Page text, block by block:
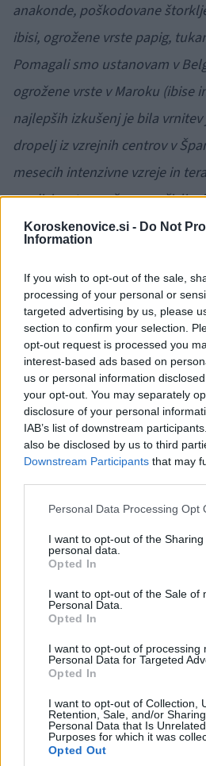
Koroskenovice.si - Do Not
Information
If you wish to opt-out of the sale,
processing of your personal or
targeted advertising by us, please
section to confirm your selection.
opt-out request is processed you
interest-based ads based on
us or personal information
your opt-out. You may separately
disclosure of your personal
IAB’s list of downstream
also be disclosed by us to third
Downstream Participants that may
Please note that this website/app
not limited to your visit or usage
grant or deny consent to Google
use your data for below specified
consent section.
Personal Data Processing Opt
I want to opt-out of the
personal data.
Opted In
I want to opt-out of the Sale of
Personal Data.
Opted In
I want to opt-out of processing
Personal Data for Targeted
Opted In
I want to opt-out of Collection,
Retention, Sale, and/or
Personal Data that Is
Purposes for which it was
Opted Out
anakonde, poškodovane
ibisi, ogrožene vrste papig,
Pomagali smo ustanovam v
ogrožene vrste v Maroku (ibise
najlepših izkušenj je bila
dropelj iz vzrejnih centrov v
mesecih intenzivne vzreje in
medicine, temveč zmaga
Kdaj se ljudje odločajo za
Nekateri pokličejo takoj, drugi
več ljudi razume, da živali niso
bitje – in to je spodbudno. Naša
mostove med naravo in
sočutjem.
Kako usklajujete družino in
Z veliko hvaležnosti. Veterina
stalna prisotnost. Moja družina
ponoči pogosto pomeni
sem jim neizmerno hvaležen.